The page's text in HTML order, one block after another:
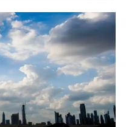
سوالف الدار
بيزنس
في المرمى